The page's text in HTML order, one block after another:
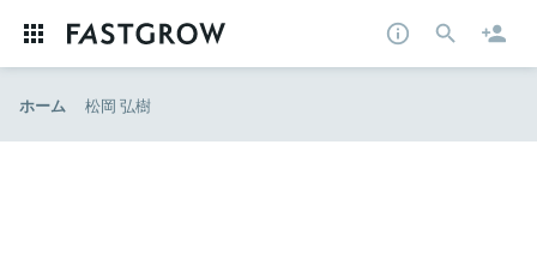
ホーム 松岡 弘樹